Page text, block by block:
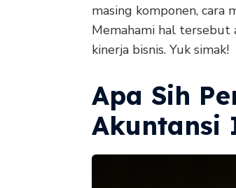
masing komponen, cara
Memahami hal tersebut
kinerja bisnis. Yuk simak!
Apa Sih
Akuntansi